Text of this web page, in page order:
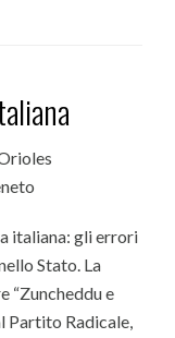
italiana: gli errori
Stato. La
“Zuncheddu e
Partito Radicale,